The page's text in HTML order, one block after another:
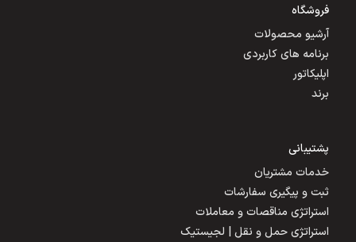
فروشگاه
آرشیو محصولات
برنامه های کاربردی
اپلیکاتور
برند
پشتیبانی
خدمات مشتریان
ثبت و پیگیری سفارشات
استراتژی مناقصات و معاملات
استراتژی حمل و نقل | لجیستیک